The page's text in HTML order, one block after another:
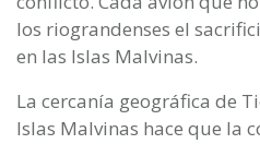
los riograndenses el
en las Islas Malvinas.
La cercanía geográfica de
Islas Malvinas hace que la